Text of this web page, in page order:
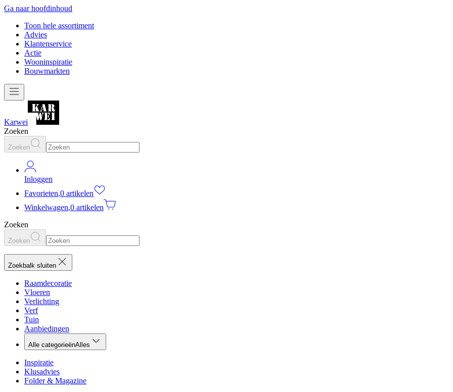
Ga naar hoofdinhoud
Toon hele assortiment
Advies
Klantenservice
Actie
Wooninspiratie
Bouwmarkten
Karwei
Zoeken
Zoeken
Inloggen
Favorieten,0 artikelen
Winkelwagen,0 artikelen
Zoeken
Zoeken
Zoekbalk sluiten
Raamdecoratie
Vloeren
Verlichting
Verf
Tuin
Aanbiedingen
Alle categorieënAlles
Inspiratie
Klusadvies
Folder & Magazine